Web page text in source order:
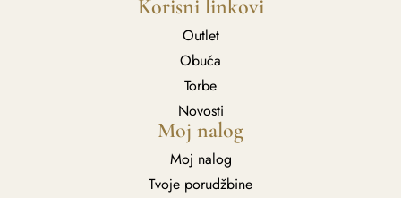
Korisni linkovi
Outlet
Obuća
Torbe
Novosti
Moj nalog
Moj nalog
Tvoje porudžbine